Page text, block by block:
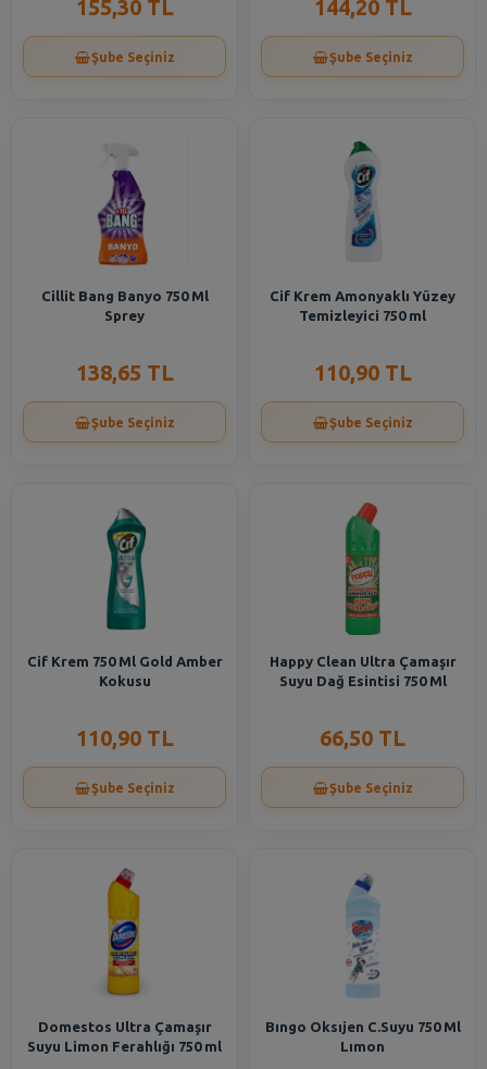
155,30 TL
Şube Seçiniz
144,20 TL
Şube Seçiniz
Cillit Bang Banyo 750 Ml
Sprey
138,65 TL
Şube Seçiniz
Cif Krem Amonyaklı Yüzey
Temizleyici 750 ml
110,90 TL
Şube Seçiniz
Cif Krem 750 Ml Gold Amber
Kokusu
110,90 TL
Şube Seçiniz
Happy Clean Ultra Çamaşır
Suyu Dağ Esintisi 750 Ml
66,50 TL
Şube Seçiniz
Domestos Ultra Çamaşır
Suyu Limon Ferahlığı 750 ml
Bıngo Oksıjen C.Suyu 750 Ml
Lımon